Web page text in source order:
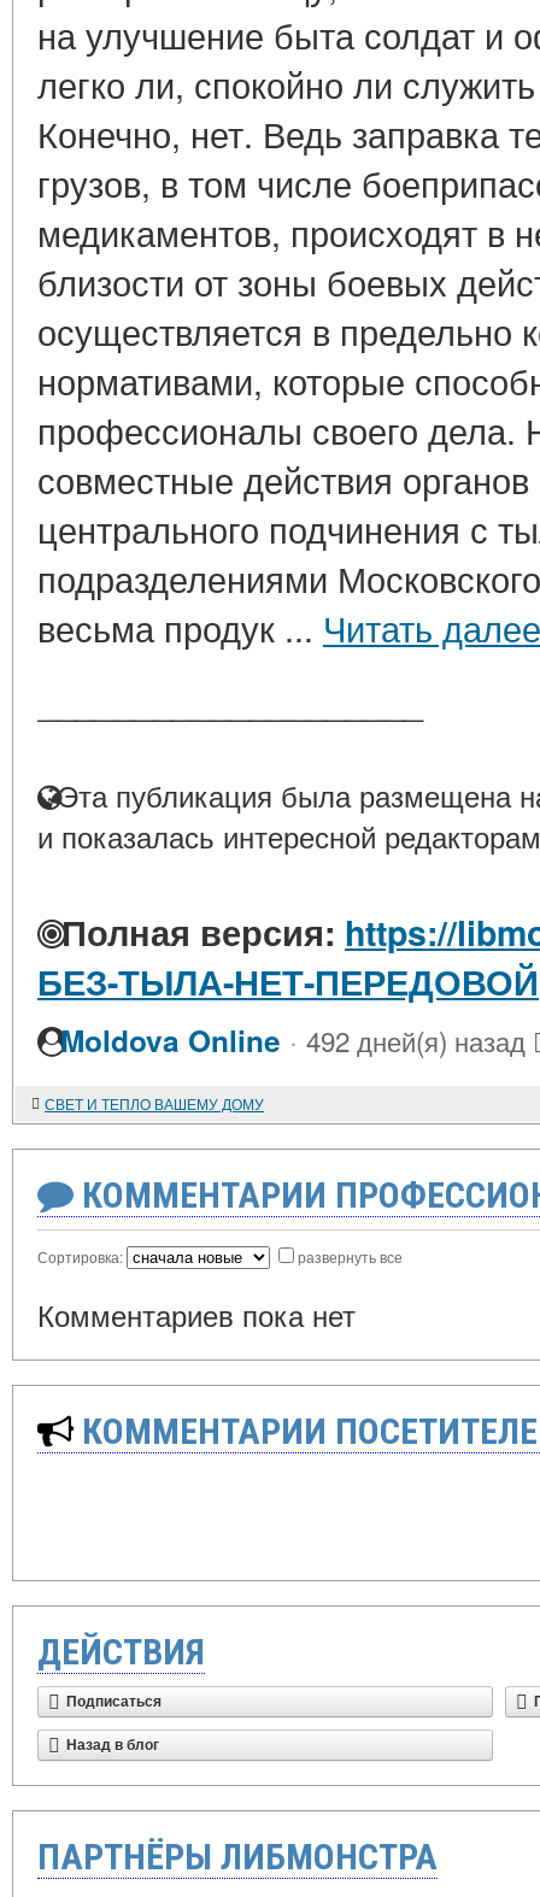
на улучшение быта солдат и
легко ли, спокойно ли
Конечно, нет. Ведь заправка
грузов, в том числе
медикаментов, происходят в
близости от зоны боевых
осуществляется в предельно
нормативами, которые
профессионалы своего дела.
совместные действия
центрального подчинения с
подразделениями
весьма продук ... Читать далее
Эта публикация была размещена
и показалась интересной
Полная версия: https://
БЕЗ-ТЫЛА-НЕТ-ПЕРЕДОВОЙ
Moldova Online · 492 дней(я) назад
СВЕТ И ТЕПЛО ВАШЕМУ ДОМУ
КОММЕНТАРИИ
Сортировка: развернуть все
Комментариев пока нет
КОММЕНТАРИИ
ДЕЙСТВИЯ
Подписаться
Назад в блог
ПАРТНЁРЫ ЛИБМОНСТРА